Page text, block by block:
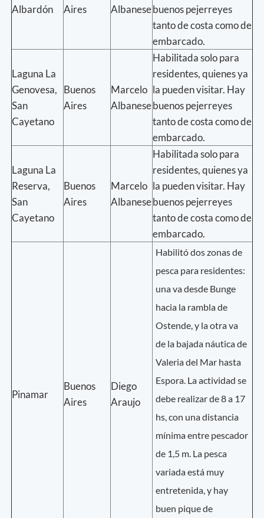
Albardón
Aires
Albanesebuenos pejerreyes
tanto de costa como de
embarcado.
Laguna La
Genovesa,
San
Cayetano
Buenos
Aires
Marcelo
Albanese
Habilitada solo para
residentes, quienes ya
la pueden visitar. Hay
buenos pejerreyes
tanto de costa como de
embarcado.
Laguna La
Reserva,
San
Cayetano
Buenos
Aires
Marcelo
Albanese
Habilitada solo para
residentes, quienes ya
la pueden visitar. Hay
buenos pejerreyes
tanto de costa como de
embarcado.
Pinamar
Buenos
Aires
Diego
Araujo
Habilitó dos zonas de
pesca para residentes:
una va desde Bunge
hacia la rambla de
Ostende, y la otra va
de la bajada náutica de
Valeria del Mar hasta
Espora. La actividad se
debe realizar de 8 a 17
hs, con una distancia
mínima entre pescador
de 1,5 m. La pesca
variada está muy
entretenida, y hay
buen pique de